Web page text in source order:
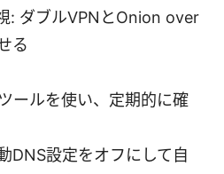
: ダブルVPNとOnion over
る
ールを使い、定期的に確
DNS設定をオフにして自